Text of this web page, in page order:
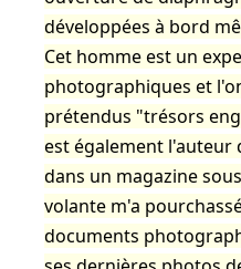
développées à bord
Cet homme est un
photographiques et
prétendus "trésors
est également
dans un magazine
volante m'a
documents